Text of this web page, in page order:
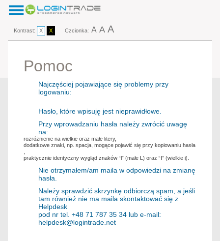
Kontrast: X X Czcionka: A A A
Pomoc
Najczęściej pojawiające się problemy przy
logowaniu:
Hasło, które wpisuję jest nieprawidłowe.
Przy wprowadzaniu hasła należy zwrócić uwagę
na:
rozróżnienie na wielkie oraz małe litery,
dodatkowe znaki, np. spacja, mogące pojawić się przy kopiowaniu hasła
praktycznie identyczny wygląd znaków “l” (małe L) oraz “I” (wielkie i).
Nie otrzymałem/am maila w odpowiedzi na zmianę
hasła.
Należy sprawdzić skrzynkę odbiorczą spam, a jeśli
tam również nie ma maila skontaktować się z
Helpdesk
pod nr tel. +48 71 787 35 34 lub e-mail:
helpdesk@logintrade.net